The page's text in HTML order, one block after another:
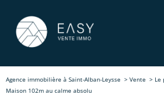
Agence immobilière à Saint-Alban-Leysse Vente Le
Maison 102m au calme absolu